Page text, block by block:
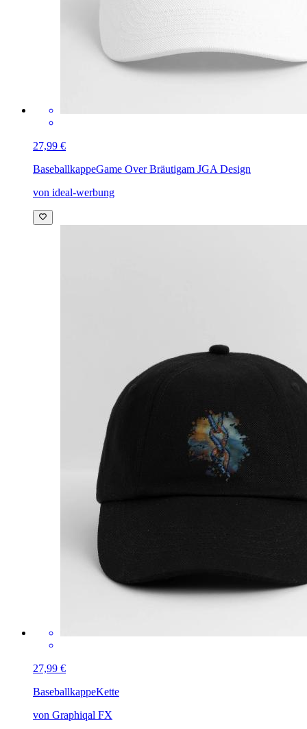
27,99 €
BaseballkappeGame Over Bräutigam JGA Design
von ideal-werbung
27,99 €
BaseballkappeKette
von Graphiqal FX